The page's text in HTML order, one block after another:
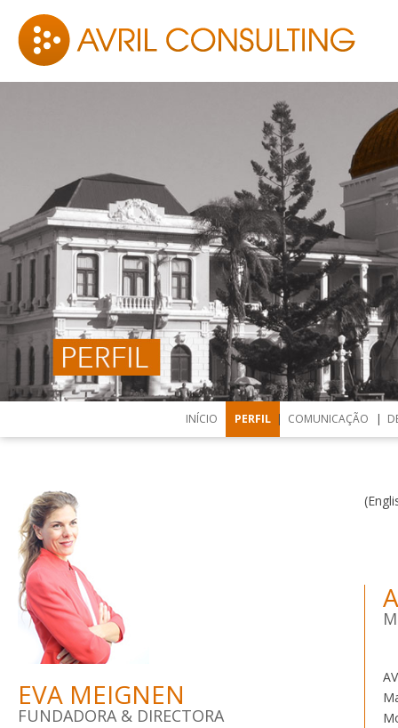
INÍCIO PERFIL COMUNICAÇÃO
EVA MEIGNEN
FUNDADORA & DIRECTORA